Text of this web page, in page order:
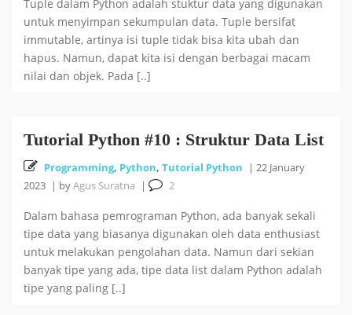
Tuple dalam Python adalah stuktur data yang digunakan
untuk menyimpan sekumpulan data. Tuple bersifat
immutable, artinya isi tuple tidak bisa kita ubah dan
hapus. Namun, dapat kita isi dengan berbagai macam
nilai dan objek. Pada [..]
Tutorial Python #10 : Struktur Data List
Programming, Python, Tutorial Python | 22 January
2023 | byAgus Suratna | 2
Dalam bahasa pemrograman Python, ada banyak sekali
tipe data yang biasanya digunakan oleh data enthusiast
untuk melakukan pengolahan data. Namun dari sekian
banyak tipe yang ada, tipe data list dalam Python adalah
tipe yang paling [..]